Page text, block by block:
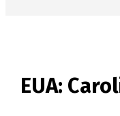
EUA: